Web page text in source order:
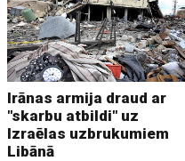
Irānas armija draud ar
"skarbu atbildi" uz
Izraēlas uzbrukumiem
Libānā